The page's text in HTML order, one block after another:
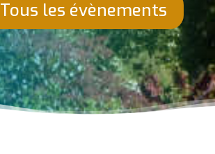
Tous les évènements